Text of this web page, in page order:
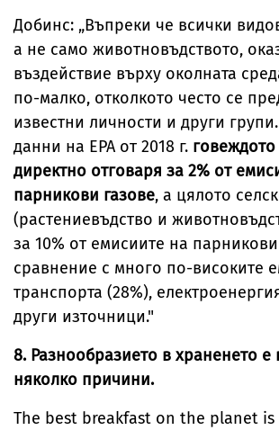
Добинс: „Въпреки че всички
а не само животновъдството,
въздействие върху околната
по-малко, отколкото често се
известни личности и други
данни на EPA от 2018 г.
директно отговаря за 2% от
парникови газове, а цялото
(растениевъдство и
за 10% от емисиите на
сравнение с много по-високите
транспорта (28%),
други източници."
8. Разнообразието в храненето
няколко причини.
The best breakfast on the planet is